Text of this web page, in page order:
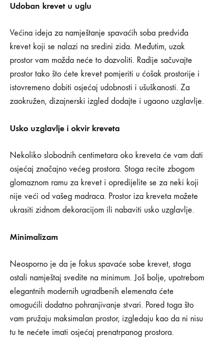
Udoban krevet u uglu
Većina ideja za namještanje spavaćih soba predviđa
krevet koji se nalazi na sredini zida. Međutim, uzak
prostor vam možda neće to dozvoliti. Radije sačuvajte
prostor tako što ćete krevet pomjeriti u ćošak prostorije i
istovremeno dobiti osjećaj udobnosti i ušuškanosti. Za
zaokružen, dizajnerski izgled dodajte i ugaono uzglavlje.
Usko uzglavlje i okvir kreveta
Nekoliko slobodnih centimetara oko kreveta će vam dati
osjećaj značajno većeg prostora. Stoga recite zbogom
glomaznom ramu za krevet i opredijelite se za neki koji
nije veći od vašeg madraca. Prostor iza kreveta možete
ukrasiti zidnom dekoracijom ili nabaviti usko uzglavlje.
Minimalizam
Neosporno je da je fokus spavaće sobe krevet, stoga
ostali namještaj svedite na minimum. Još bolje, upotrebom
elegantnih modernih ugradbenih elemenata ćete
omogućili dodatno pohranjivanje stvari. Pored toga što
vam pružaju maksimalan prostor, izgledaju kao da ni nisu
tu te nećete imati osjećaj prenatrpanog prostora.